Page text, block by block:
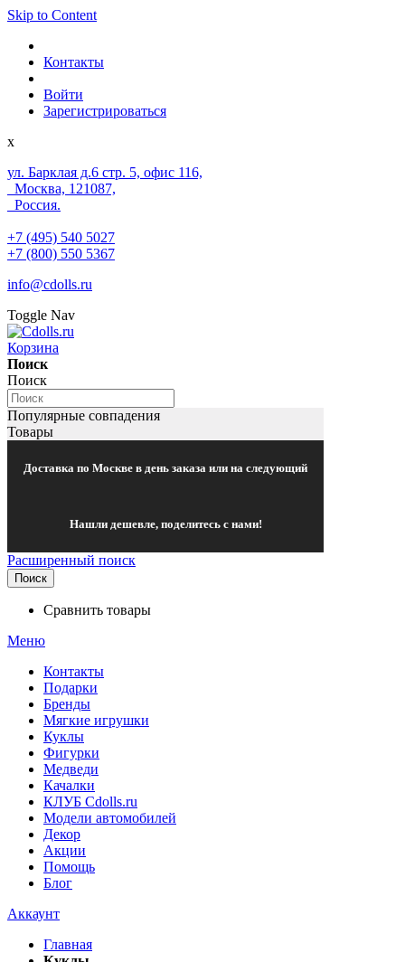
Skip to Content
Контакты
Войти
Зарегистрироваться
x
ул. Барклая д.6 стр. 5, офис 116,
Москва, 121087,
Россия.
+7 (495) 540 5027
+7 (800) 550 5367
info@cdolls.ru
Toggle Nav
Корзина
Поиск
Поиск
Популярные совпадения
Товары
Доставка по Москве в день заказа или на следующий
Нашли дешевле, поделитесь с нами!
Расширенный поиск
Поиск
Сравнить товары
Меню
Контакты
Подарки
Бренды
Мягкие игрушки
Куклы
Фигурки
Медведи
Качалки
КЛУБ Cdolls.ru
Модели автомобилей
Декор
Акции
Помощь
Блог
Аккаунт
Главная